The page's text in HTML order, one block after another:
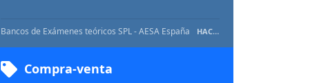
Bancos de Exámenes teóricos SPL - AESA España HACE 10 DÍAS
Compra-venta